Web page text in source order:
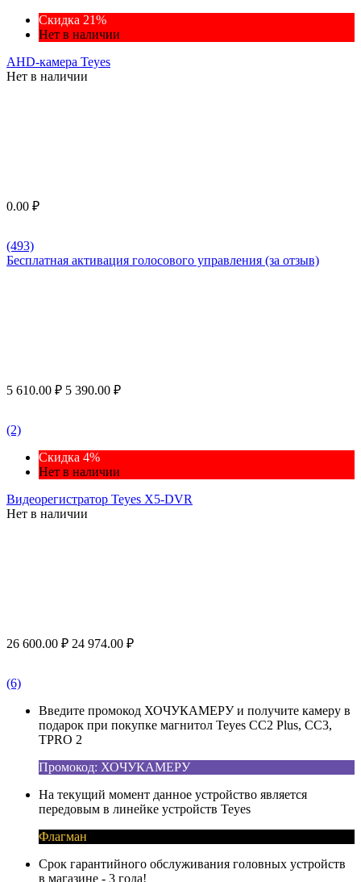
Скидка 21%
Нет в наличии
AHD-камера Teyes
Нет в наличии
0.00 ₽
(493)
Бесплатная активация голосового управления (за отзыв)
5 610.00 ₽ 5 390.00 ₽
(2)
Скидка 4%
Нет в наличии
Видеорегистратор Teyes X5-DVR
Нет в наличии
26 600.00 ₽ 24 974.00 ₽
(6)
Введите промокод ХОЧУКАМЕРУ и получите камеру в
подарок при покупке магнитол Teyes CC2 Plus, CC3,
TPRO 2
Промокод: ХОЧУКАМЕРУ
На текущий момент данное устройство является
передовым в линейке устройств Teyes
Флагман
Срок гарантийного обслуживания головных устройств
в магазине - 3 года!